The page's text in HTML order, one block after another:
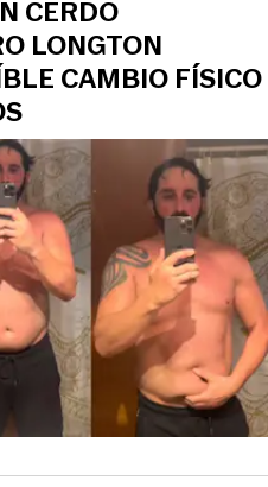
CERDO
LONGTON
CAMBIO FÍSICO